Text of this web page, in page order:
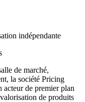
indépendante
de marché,
la société Pricing
acteur de premier plan
de produits